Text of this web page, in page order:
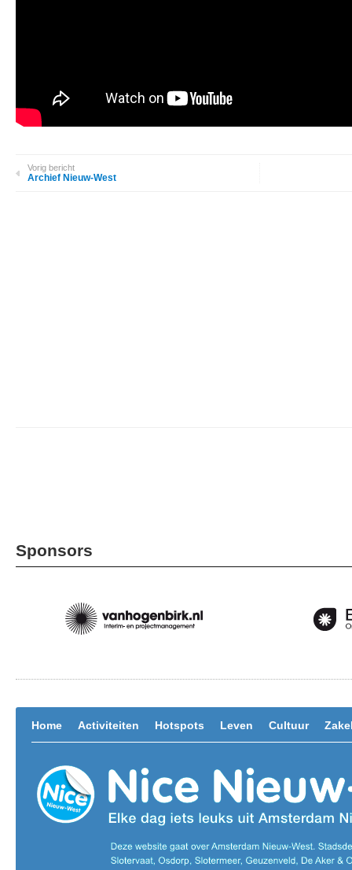
Vorig bericht
Archief Nieuw-West
Sponsors
Home Activiteiten Hotspots Leven Cultuur